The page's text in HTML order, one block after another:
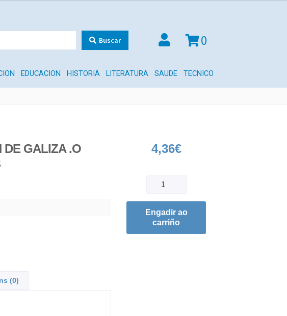
Buscar 0
EDUCACION HISTORIA LITERATURA SAUDE TECNICO
DE GALIZA .O
(0)
4,36€
Engadir ao
carriño